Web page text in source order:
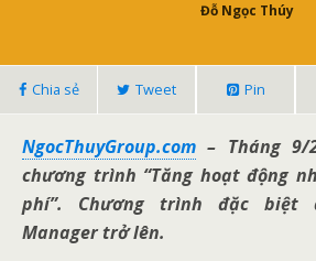
Đỗ Ngọc Thúy
Chia sẻ Tweet Pin
NgocThuyGroup.com – Tháng 9/
chương trình “Tăng hoạt động
phí”. Chương trình đặc biệt
Manager trở lên.